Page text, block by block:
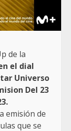
de la
el dial
Universo
Del 23
emisión de
que se